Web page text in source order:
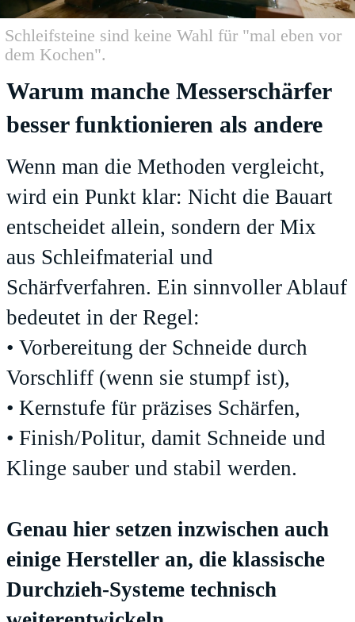
Schleifsteine sind keine Wahl für "mal eben vor
dem Kochen".
Warum manche Messerschärfer
besser funktionieren als andere
Wenn man die Methoden vergleicht,
wird ein Punkt klar: Nicht die Bauart
entscheidet allein, sondern der Mix
aus Schleifmaterial und
Schärfverfahren. Ein sinnvoller Ablauf
bedeutet in der Regel:
• Vorbereitung der Schneide durch
Vorschliff (wenn sie stumpf ist),
• Kernstufe für präzises Schärfen,
• Finish/Politur, damit Schneide und
Klinge sauber und stabil werden.
Genau hier setzen inzwischen auch
einige Hersteller an, die klassische
Durchzieh-Systeme technisch